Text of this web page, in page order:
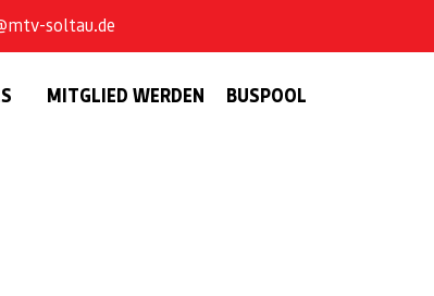
soltau.de
MITGLIED WERDEN
BUSPOOL